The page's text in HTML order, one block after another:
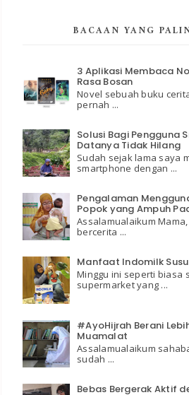
BACAAN YANG
3 Aplikasi Membaca
Rasa Bosan
Novel sebuah buku
pernah ...
Solusi Bagi Pengguna
Datanya Tidak Hilang
Sudah sejak lama saya
smartphone dengan ...
Pengalaman
Popok yang Ampuh
Assalamualaikum
bercerita ...
Manfaat Indomilk
Minggu ini seperti biasa
supermarket yang ...
#AyoHijrah Berani
Muamalat
Assalamualaikum
sudah ...
Bebas Bergerak Aktif